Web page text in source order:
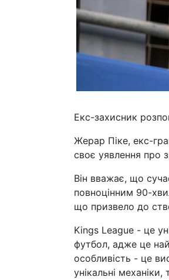
Екс-захисник
Жерар Піке, екс-
своє уявлення про
Він вважає, що
повноцінним 90-
що призвело до
Kings League - це
футбол, адже це
особливість - це
унікальні